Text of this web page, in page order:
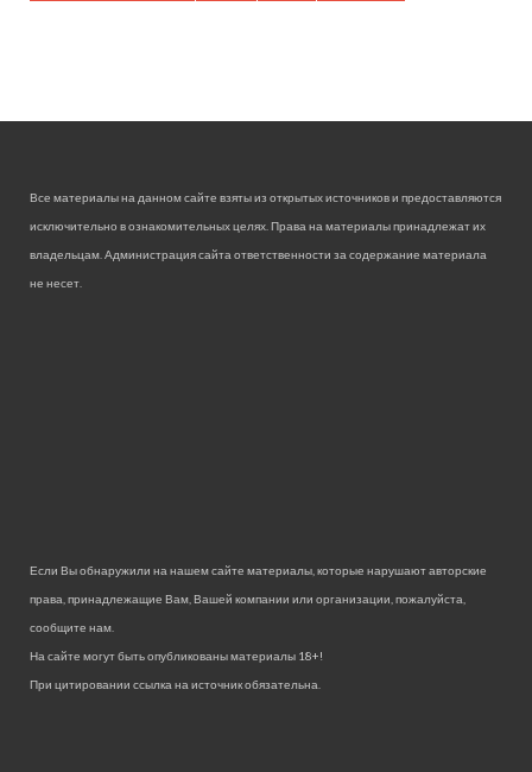
Все материалы на данном сайте взяты из открытых источников и предоставляются
исключительно в ознакомительных целях. Права на материалы принадлежат их
владельцам. Администрация сайта ответственности за содержание материала
не несет.
Если Вы обнаружили на нашем сайте материалы, которые нарушают авторские
права, принадлежащие Вам, Вашей компании или организации, пожалуйста,
сообщите нам.
На сайте могут быть опубликованы материалы 18+!
При цитировании ссылка на источник обязательна.